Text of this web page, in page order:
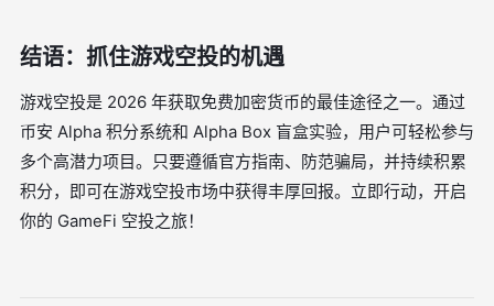
结语：抓住游戏空投的机遇
游戏空投是 2026 年获取免费加密货币的最佳途径之一。通过
币安 Alpha 积分系统和 Alpha Box 盲盒实验，用户可轻松参与
多个高潜力项目。只要遵循官方指南、防范骗局，并持续积累
积分，即可在游戏空投市场中获得丰厚回报。立即行动，开启
你的 GameFi 空投之旅！